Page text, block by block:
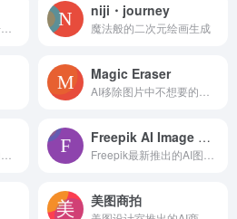
niji・journey
魔法般的二次元绘画生成
Magic Eraser
Freepik AI Image Generator
美图商拍